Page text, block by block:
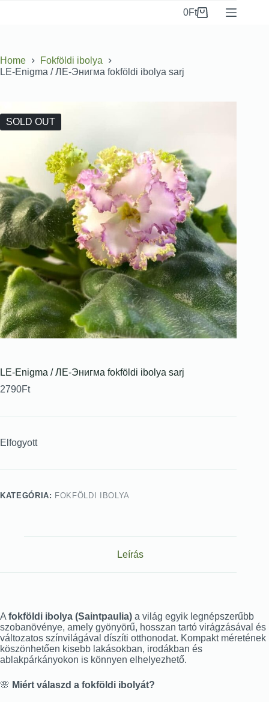
0Ft
Home
Fokföldi ibolya
LE-Enigma / ЛЕ-Энигма fokföldi ibolya sarj
SOLD OUT
LE-Enigma / ЛЕ-Энигма fokföldi ibolya sarj
2790Ft
Elfogyott
KATEGÓRIA: FOKFÖLDI IBOLYA
Leírás
A fokföldi ibolya (Saintpaulia) a világ egyik legnépszerűbb
szobanövénye, amely gyönyörű, hosszan tartó virágzásával és
változatos színvilágával díszíti otthonodat. Kompakt méretének
köszönhetően kisebb lakásokban, irodákban és
ablakpárkányokon is könnyen elhelyezhető.
🌸 Miért válaszd a fokföldi ibolyát?